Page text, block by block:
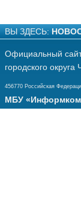
ВЫ ЗДЕСЬ:
Официальный
городского
456770 Российская
МБУ